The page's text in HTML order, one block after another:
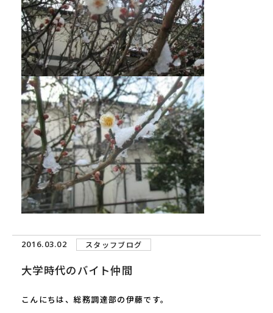
2016.03.02 スタッフブログ
大学時代のバイト仲間
こんにちは、総務調達部の伊藤です。